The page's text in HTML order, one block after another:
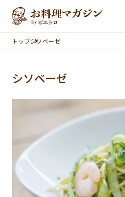
本文へスキップ
トップシソベーゼ
シソベーゼ